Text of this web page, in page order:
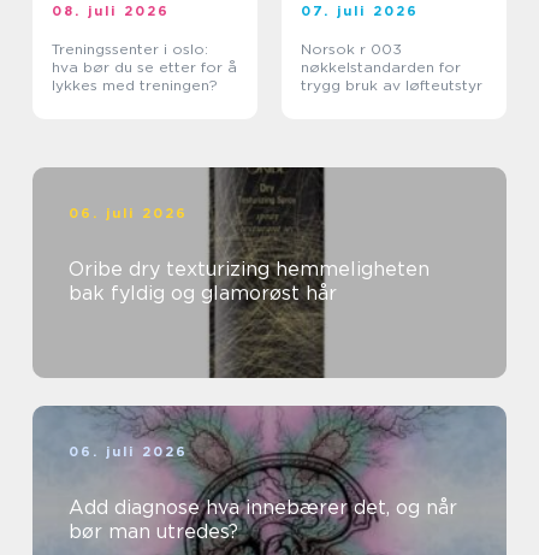
08. juli 2026
Treningssenter i oslo:
hva bør du se etter for å
lykkes med treningen?
07. juli 2026
Norsok r 003
nøkkelstandarden for
trygg bruk av løfteutstyr
06. juli 2026
Oribe dry texturizing hemmeligheten
bak fyldig og glamorøst hår
06. juli 2026
Add diagnose hva innebærer det, og når
bør man utredes?